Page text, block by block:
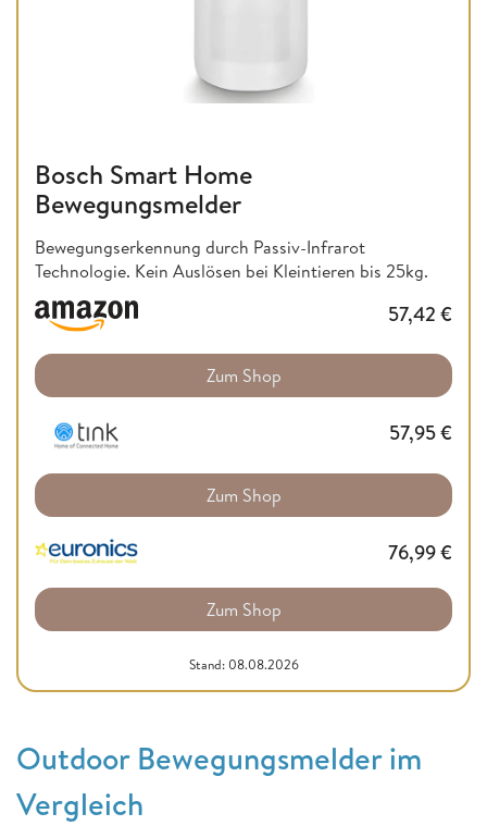
Bosch Smart Home
Bewegungsmelder
Bewegungserkennung durch Passiv-Infrarot
Technologie. Kein Auslösen bei Kleintieren bis 25kg.
57,42 €
Zum Shop
57,95€
Zum Shop
76,99€
Zum Shop
Stand: 08.08.2026
Outdoor Bewegungsmelder im
Vergleich